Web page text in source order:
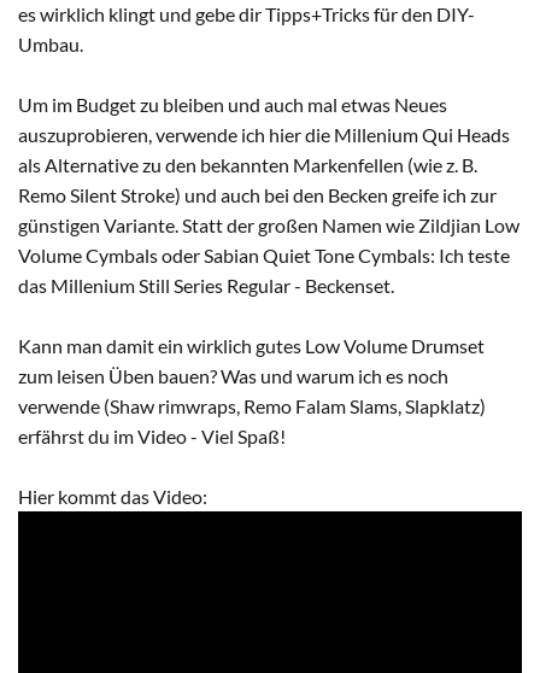
es wirklich klingt und gebe dir Tipps+Tricks für den DIY-
Umbau.
Um im Budget zu bleiben und auch mal etwas Neues
auszuprobieren, verwende ich hier die Millenium Qui Heads
als Alternative zu den bekannten Markenfellen (wie z. B.
Remo Silent Stroke) und auch bei den Becken greife ich zur
günstigen Variante. Statt der großen Namen wie Zildjian Low
Volume Cymbals oder Sabian Quiet Tone Cymbals: Ich teste
das Millenium Still Series Regular - Beckenset.
Kann man damit ein wirklich gutes Low Volume Drumset
zum leisen Üben bauen? Was und warum ich es noch
verwende (Shaw rimwraps, Remo Falam Slams, Slapklatz)
erfährst du im Video - Viel Spaß!
Hier kommt das Video: